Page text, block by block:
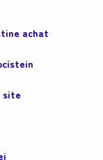
achat
site